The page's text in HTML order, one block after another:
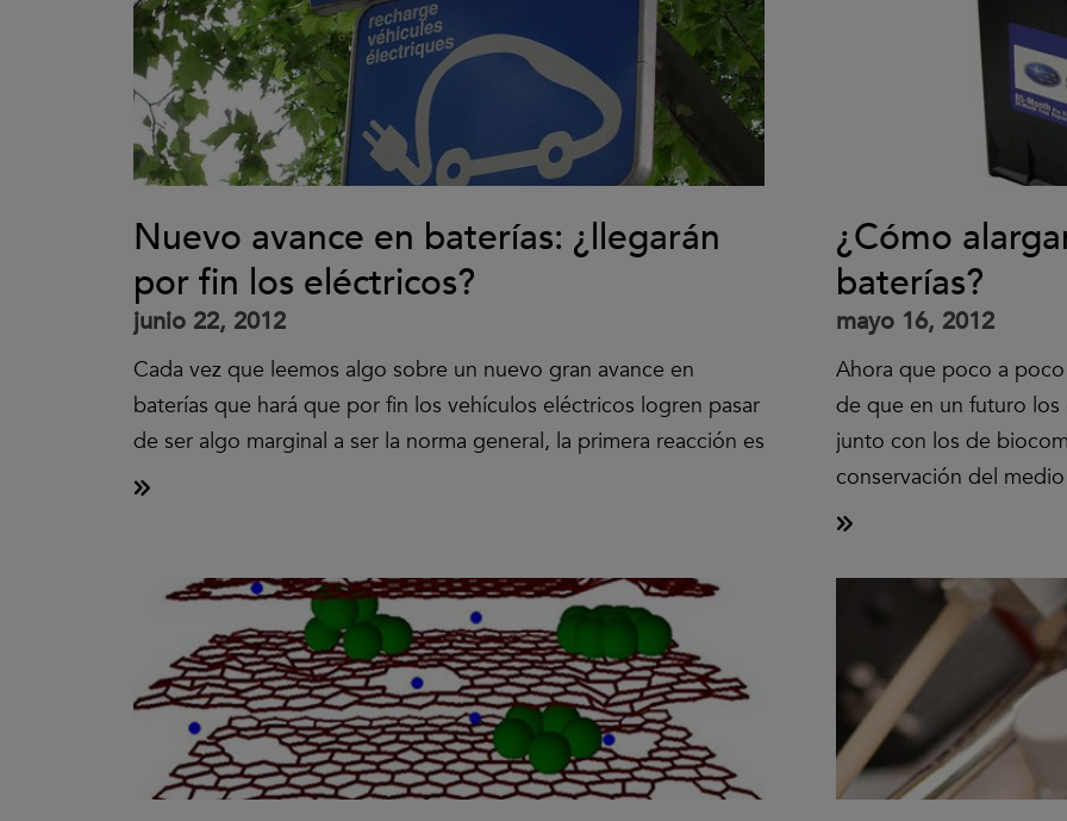
Nuevo avance en baterías: ¿llegarán
por fin los eléctricos?
junio 22, 2012
Cada vez que leemos algo sobre un nuevo gran avance en
baterías que hará que por fin los vehículos eléctricos logren pasar
de ser algo marginal a ser la norma general, la primera reacción es
¿Cómo
baterías?
mayo 16, 2012
Ahora que poco a
de que en un futuro
junto con los de
conservación del